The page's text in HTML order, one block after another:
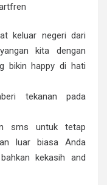
keluar negeri dari
kita dengan
bikin happy di hati
tekanan pada
sms untuk tetap
luar biasa Anda
kekasih and